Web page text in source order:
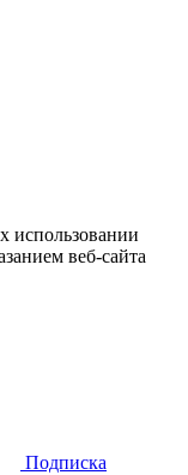
использовании
веб-сайта
Подписка